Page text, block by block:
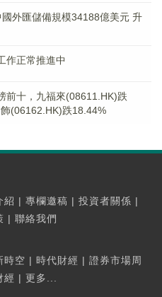
外匯儲備規模34188億美元 升
作正常推進中
前十，九福來(08611.HK)跌
(06162.HK)跌18.44%
紹 | 專欄邀稿 | 投資者關係 |
| 聯絡我們
時空 | 時代財經 | 證券市場周
經 | 更多...